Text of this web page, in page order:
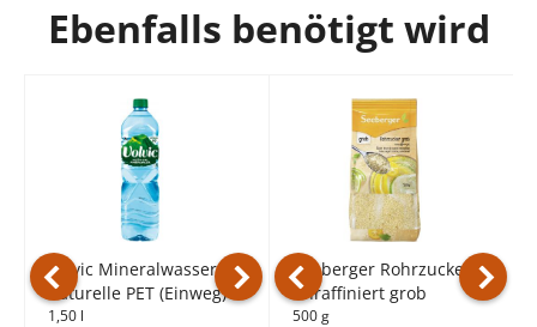
Ebenfalls benötigt wird
Volvic Mineralwasser
naturelle PET (Einweg)
1,50 l
Volvic Mineralwasser
naturelle PET (Einweg)
inkl. MwSt., zzgl. Versand
(+ Pfand 0,25 €)
Vorheriges Produkt Nächstes Produkt
Seeberger Rohrzucker
unraffiniert grob
500 g
Vorheriges Produkt